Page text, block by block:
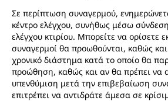
Σε περίπτωση συναγερμού,
κέντρο ελέγχου, συνήθως μέσω
ελέγχου κτιρίου. Μπορείτε να ορίσετε
συναγερμοί θα προωθούνται, καθώς
χρονικό διάστημα κατά το οποίο θα
προώθηση, καθώς και αν θα πρέπει να
υπενθύμιση μετά την επιβεβαίωση
επιτρέπει να αντιδράτε άμεσα σε